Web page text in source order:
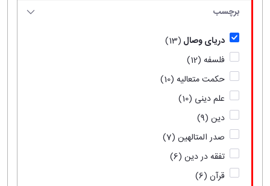
برچسب
دریای وصال (13)
فلسفه (12)
حکمت متعالیه (10)
علم دینی (10)
دین (9)
صدر المتالهین (7)
تفقه در دین (6)
قرآن (6)